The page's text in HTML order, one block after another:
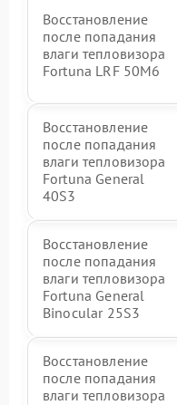
Восстановление
после попадания
влаги тепловизора
Fortuna LRF 50M6
Восстановление
после попадания
влаги тепловизора
Fortuna General
40S3
Восстановление
после попадания
влаги тепловизора
Fortuna General
Binocular 25S3
Восстановление
после попадания
влаги тепловизора